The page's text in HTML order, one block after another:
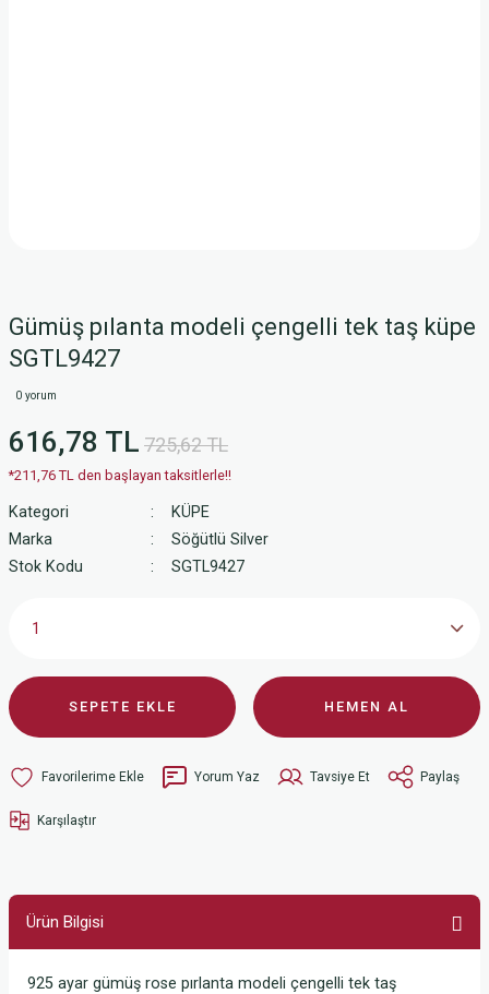
Gümüş pılanta modeli çengelli tek taş küpe
SGTL9427
0 yorum
616,78 TL 725,62 TL
*211,76 TL den başlayan taksitlerle!!
Kategori
KÜPE
Marka
Söğütlü Silver
Stok Kodu
SGTL9427
SEPETE EKLE HEMEN AL
Yorum Yaz Tavsiye Et Paylaş
Karşılaştır
Ürün Bilgisi
925 ayar gümüş rose pırlanta modeli çengelli tek taş